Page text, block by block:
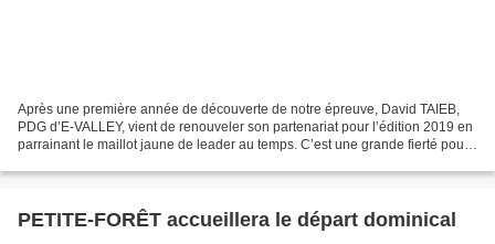
Après une première année de découverte de notre épreuve, David TAIEB,
PDG d’E-VALLEY, vient de renouveler son partenariat pour l’édition 2019 en
parrainant le maillot jaune de leader au temps. C’est une grande fierté pour
PETITE-FORÊT accueillera le départ dominical